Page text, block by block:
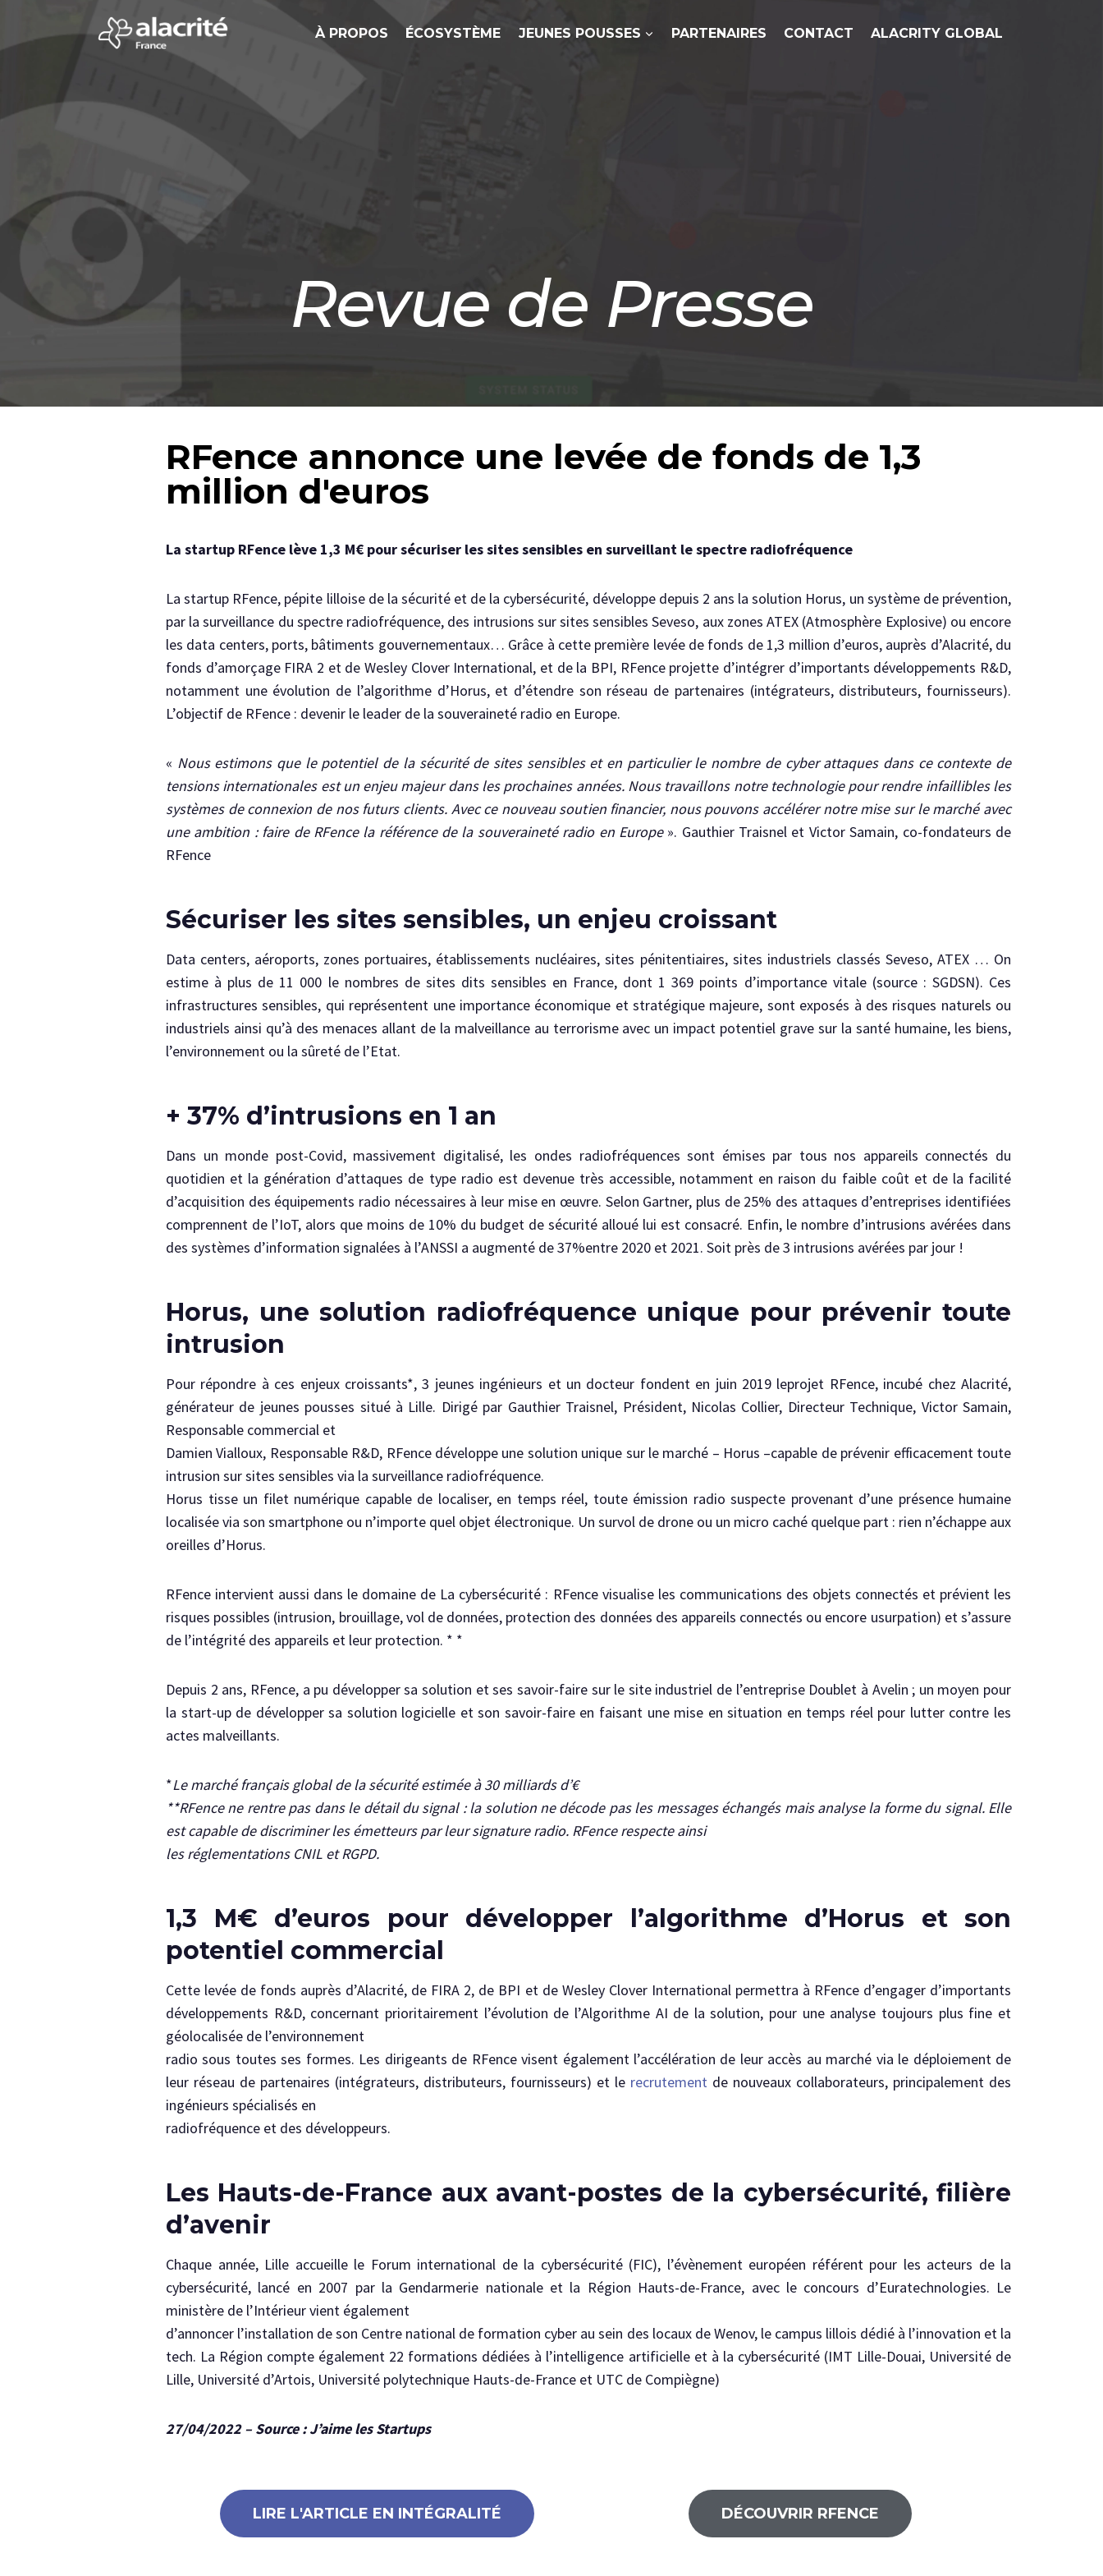
À PROPOS ÉCOSYSTÈME JEUNES POUSSES PARTENAIRES CONTACT ALACRITY GLOBAL
Revue de Presse
RFence annonce une levée de fonds de 1,3
million d'euros
La startup RFence lève 1,3 M€ pour sécuriser les sites sensibles en surveillant le spectre radiofréquence
La startup RFence, pépite lilloise de la sécurité et de la cybersécurité, développe depuis 2 ans la solution Horus, un système de prévention,
par la surveillance du spectre radiofréquence, des intrusions sur sites sensibles Seveso, aux zones ATEX (Atmosphère Explosive) ou encore
les data centers, ports, bâtiments gouvernementaux… Grâce à cette première levée de fonds de 1,3 million d’euros, auprès d’Alacrité, du
fonds d’amorçage FIRA 2 et de Wesley Clover International, et de la BPI, RFence projette d’intégrer d’importants développements R&D,
notamment une évolution de l’algorithme d’Horus, et d’étendre son réseau de partenaires (intégrateurs, distributeurs, fournisseurs).
L’objectif de RFence : devenir le leader de la souveraineté radio en Europe.
« Nous estimons que le potentiel de la sécurité de sites sensibles et en particulier le nombre de cyber attaques dans ce contexte de
tensions internationales est un enjeu majeur dans les prochaines années. Nous travaillons notre technologie pour rendre infaillibles les
systèmes de connexion de nos futurs clients. Avec ce nouveau soutien financier, nous pouvons accélérer notre mise sur le marché avec
une ambition : faire de RFence la référence de la souveraineté radio en Europe». Gauthier Traisnel et Victor Samain, co-fondateurs de
RFence
Sécuriser les sites sensibles, un enjeu croissant
Data centers, aéroports, zones portuaires, établissements nucléaires, sites pénitentiaires, sites industriels classés Seveso, ATEX … On
estime à plus de 11 000 le nombres de sites dits sensibles en France, dont 1 369 points d’importance vitale (source : SGDSN). Ces
infrastructures sensibles, qui représentent une importance économique et stratégique majeure, sont exposés à des risques naturels ou
industriels ainsi qu’à des menaces allant de la malveillance au terrorisme avec un impact potentiel grave sur la santé humaine, les biens,
l’environnement ou la sûreté de l’Etat.
+ 37% d’intrusions en 1 an
Dans un monde post-Covid, massivement digitalisé, les ondes radiofréquences sont émises par tous nos appareils connectés du
quotidien et la génération d’attaques de type radio est devenue très accessible, notamment en raison du faible coût et de la facilité
d’acquisition des équipements radio nécessaires à leur mise en œuvre. Selon Gartner, plus de 25% des attaques d’entreprises identifiées
comprennent de l’IoT, alors que moins de 10% du budget de sécurité alloué lui est consacré. Enfin, le nombre d’intrusions avérées dans
des systèmes d’information signalées à l’ANSSI a augmenté de 37%entre 2020 et 2021. Soit près de 3 intrusions avérées par jour !
Horus, une solution radiofréquence unique pour prévenir toute
intrusion
Pour répondre à ces enjeux croissants*, 3 jeunes ingénieurs et un docteur fondent en juin 2019 leprojet RFence, incubé chez Alacrité,
générateur de jeunes pousses situé à Lille. Dirigé par Gauthier Traisnel, Président, Nicolas Collier, Directeur Technique, Victor Samain,
Responsable commercial et
Damien Vialloux, Responsable R&D, RFence développe une solution unique sur le marché – Horus –capable de prévenir efficacement toute
intrusion sur sites sensibles via la surveillance radiofréquence.
Horus tisse un filet numérique capable de localiser, en temps réel, toute émission radio suspecte provenant d’une présence humaine
localisée via son smartphone ou n’importe quel objet électronique. Un survol de drone ou un micro caché quelque part : rien n’échappe aux
oreilles d’Horus.
RFence intervient aussi dans le domaine de La cybersécurité : RFence visualise les communications des objets connectés et prévient les
risques possibles (intrusion, brouillage, vol de données, protection des données des appareils connectés ou encore usurpation) et s’assure
de l’intégrité des appareils et leur protection. * *
Depuis 2 ans, RFence, a pu développer sa solution et ses savoir-faire sur le site industriel de l’entreprise Doublet à Avelin ; un moyen pour
la start-up de développer sa solution logicielle et son savoir-faire en faisant une mise en situation en temps réel pour lutter contre les
actes malveillants.
*Le marché français global de la sécurité estimée à 30 milliards d’€
**RFence ne rentre pas dans le détail du signal : la solution ne décode pas les messages échangés mais analyse la forme du signal. Elle
est capable de discriminer les émetteurs par leur signature radio. RFence respecte ainsi
les réglementations CNIL et RGPD.
1,3 M€ d’euros pour développer l’algorithme d’Horus et son
potentiel commercial
Cette levée de fonds auprès d’Alacrité, de FIRA 2, de BPI et de Wesley Clover International permettra à RFence d’engager d’importants
développements R&D, concernant prioritairement l’évolution de l’Algorithme AI de la solution, pour une analyse toujours plus fine et
géolocalisée de l’environnement
radio sous toutes ses formes. Les dirigeants de RFence visent également l’accélération de leur accès au marché via le déploiement de
leur réseau de partenaires (intégrateurs, distributeurs, fournisseurs) et le recrutement de nouveaux collaborateurs, principalement des
ingénieurs spécialisés en
radiofréquence et des développeurs.
Les Hauts-de-France aux avant-postes de la cybersécurité, filière
d’avenir
Chaque année, Lille accueille le Forum international de la cybersécurité (FIC), l’évènement européen référent pour les acteurs de la
cybersécurité, lancé en 2007 par la Gendarmerie nationale et la Région Hauts-de-France, avec le concours d’Euratechnologies. Le
ministère de l’Intérieur vient également
d’annoncer l’installation de son Centre national de formation cyber au sein des locaux de Wenov, le campus lillois dédié à l’innovation et la
tech. La Région compte également 22 formations dédiées à l’intelligence artificielle et à la cybersécurité (IMT Lille-Douai, Université de
Lille, Université d’Artois, Université polytechnique Hauts-de-France et UTC de Compiègne)
27/04/2022 – Source : J’aime les Startups
LIRE L'ARTICLE EN INTÉGRALITÉ DÉCOUVRIR RFENCE